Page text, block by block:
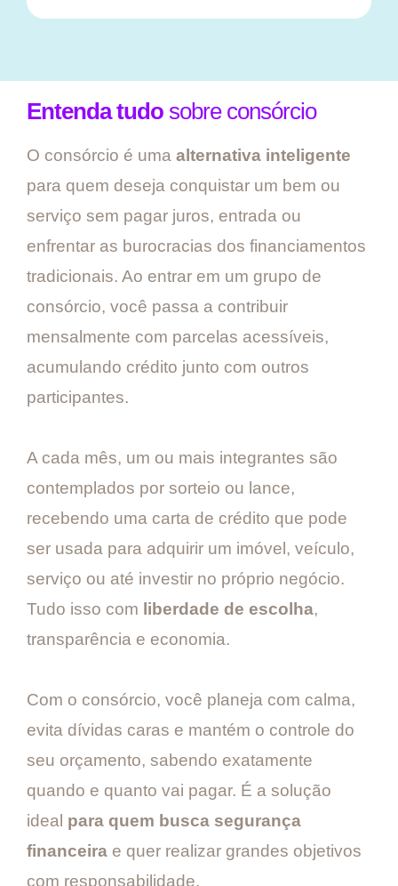
Entenda tudo sobre consórcio
O consórcio é uma alternativa inteligente
para quem deseja conquistar um bem ou
serviço sem pagar juros, entrada ou
enfrentar as burocracias dos financiamentos
tradicionais. Ao entrar em um grupo de
consórcio, você passa a contribuir
mensalmente com parcelas acessíveis,
acumulando crédito junto com outros
participantes.
A cada mês, um ou mais integrantes são
contemplados por sorteio ou lance,
recebendo uma carta de crédito que pode
ser usada para adquirir um imóvel, veículo,
serviço ou até investir no próprio negócio.
Tudo isso com liberdade de escolha,
transparência e economia.
Com o consórcio, você planeja com calma,
evita dívidas caras e mantém o controle do
seu orçamento, sabendo exatamente
quando e quanto vai pagar. É a solução
ideal para quem busca segurança
financeira e quer realizar grandes objetivos
com responsabilidade.